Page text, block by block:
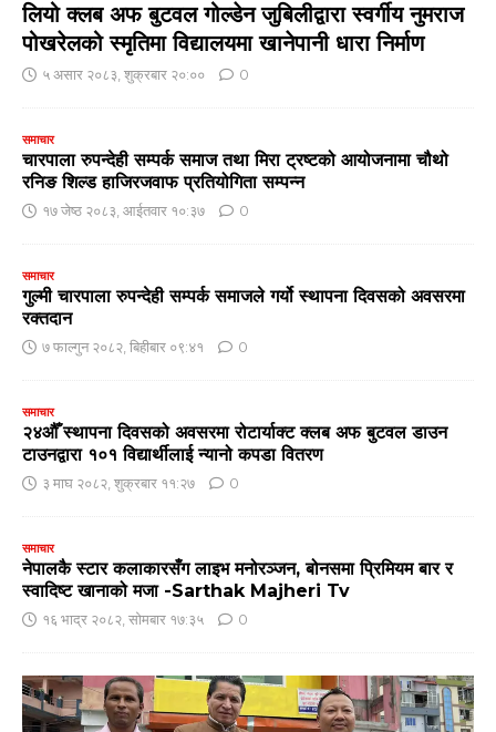
लियो क्लब अफ बुटवल गोल्डेन जुबिलीद्वारा स्वर्गीय नुमराज
पोखरेलको स्मृतिमा विद्यालयमा खानेपानी धारा निर्माण
५ असार २०८३, शुक्रबार २०:०० 0
समाचार
चारपाला रुपन्देही सम्पर्क समाज तथा मिरा ट्रष्टको आयोजनामा चौथो
रनिङ शिल्ड हाजिरजवाफ प्रतियोगिता सम्पन्न
१७ जेष्ठ २०८३, आईतवार १०:३७ 0
समाचार
गुल्मी चारपाला रुपन्देही सम्पर्क समाजले गर्यो स्थापना दिवसको अवसरमा
रक्तदान
७ फाल्गुन २०८२, बिहीबार ०९:४१ 0
समाचार
२४औँ स्थापना दिवसको अवसरमा रोटार्याक्ट क्लब अफ बुटवल डाउन
टाउनद्वारा १०१ विद्यार्थीलाई न्यानो कपडा वितरण
३ माघ २०८२, शुक्रबार ११:२७ 0
समाचार
नेपालकै स्टार कलाकारसँग लाइभ मनोरञ्जन, बोनसमा प्रिमियम बार र
स्वादिष्ट खानाको मजा -Sarthak Majheri Tv
१६ भाद्र २०८२, सोमबार १७:३५ 0